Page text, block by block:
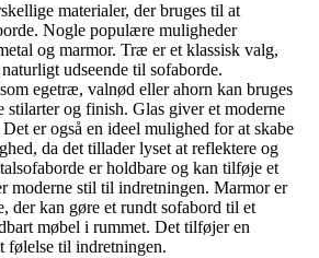
materialer, der bruges til at
Nogle populære muligheder
og marmor. Træ er et klassisk valg,
udseende til sofaborde.
egetræ, valnød eller ahorn kan bruges
stilarter og finish. Glas giver et moderne
er også en ideel mulighed for at skabe
da det tillader lyset at reflektere og
er holdbare og kan tilføje et
moderne stil til indretningen. Marmor er
der kan gøre et rundt sofabord til et
møbel i rummet. Det tilføjer en
følelse til indretningen.